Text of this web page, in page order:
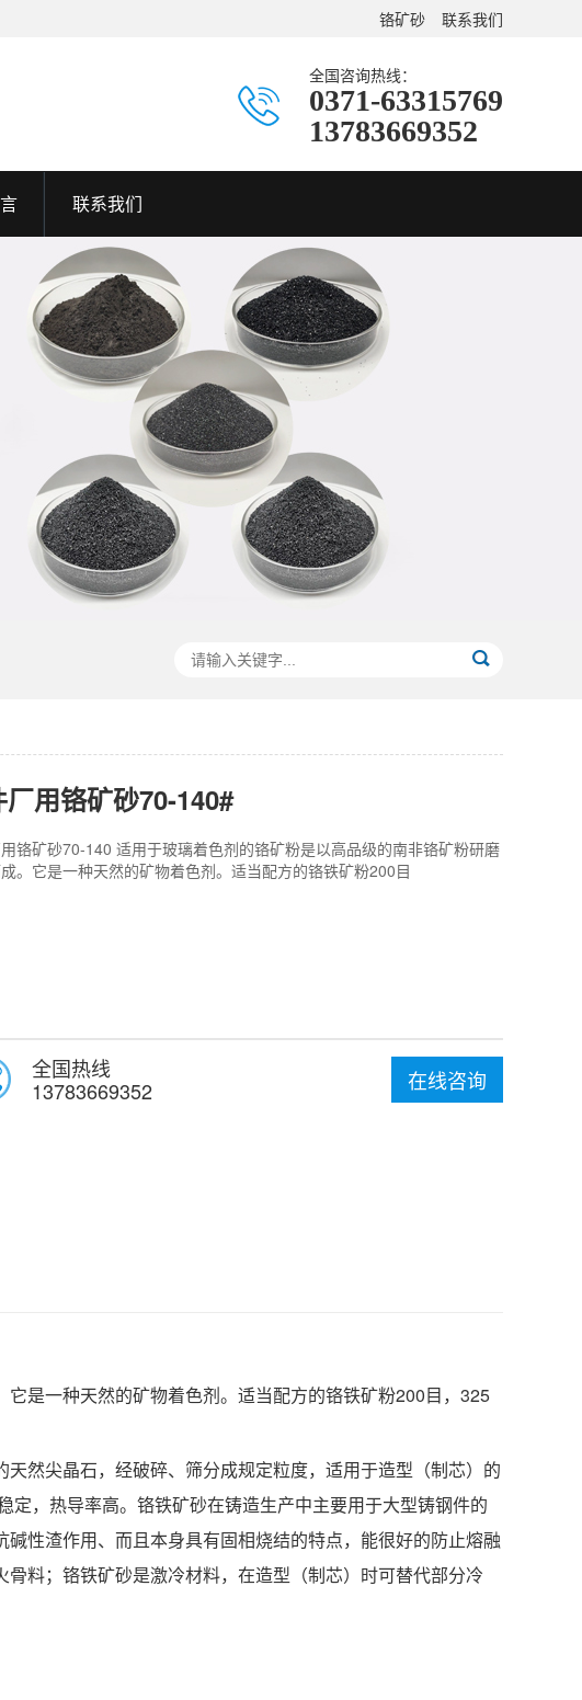
铬矿砂 联系我们
全国咨询热线：
0371-63315769
13783669352
联系我们
厂用铬矿砂70-140#
铬矿砂70-140 适用于玻璃着色剂的铬矿粉是以高品级的南非铬矿粉研磨
。它是一种天然的矿物着色剂。适当配方的铬铁矿粉200目
在线咨询
全国热线
13783669352
是一种天然的矿物着色剂。适当配方的铬铁矿粉200目，325
然尖晶石，经破碎、筛分成规定粒度，适用于造型（制芯）的
，热导率高。铬铁矿砂在铸造生产中主要用于大型铸钢件的
性渣作用、而且本身具有固相烧结的特点，能很好的防止熔融
料；铬铁矿砂是激冷材料，在造型（制芯）时可替代部分冷